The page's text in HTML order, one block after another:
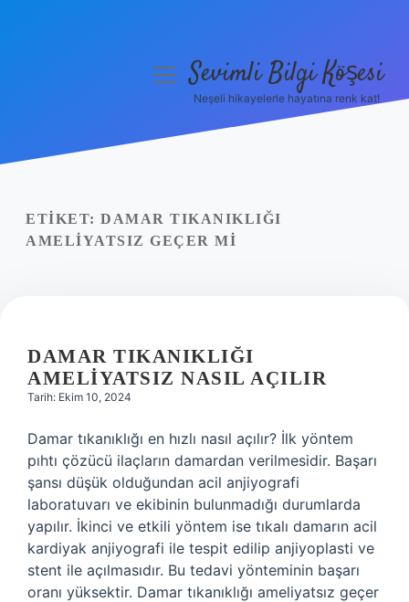
Yasal Uyarı
menüyüSevimli Bilgi Köşesi
Neşeli hikayelerle hayatına renk kat!
ETIKET: DAMAR TIKANIKLIĞI
AMELIYATSIZ GEÇER MI
DAMAR TIKANIKLIĞI
AMELIYATSIZ NASIL AÇILIR
Tarih: Ekim 10, 2024
Damar tıkanıklığı en hızlı nasıl açılır? İlk yöntem
pıhtı çözücü ilaçların damardan verilmesidir. Başarı
şansı düşük olduğundan acil anjiyografi
laboratuvarı ve ekibinin bulunmadığı durumlarda
yapılır. İkinci ve etkili yöntem ise tıkalı damarın acil
kardiyak anjiyografi ile tespit edilip anjiyoplasti ve
stent ile açılmasıdır. Bu tedavi yönteminin başarı
oranı yüksektir. Damar tıkanıklığı ameliyatsız geçer